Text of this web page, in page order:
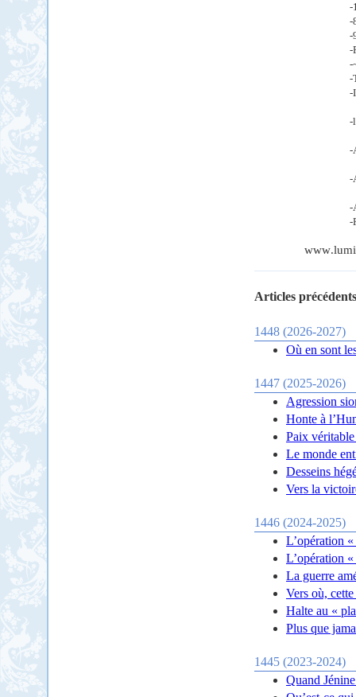
-
-
-
-
-
-
-
-
-
-
-
-
www.
Articles
1448 (2026-2027)
Où en sont
1447 (2025-2026)
Agression
Honte à
Paix
Le monde
Desseins
Vers la
1446 (2024-2025)
L’opération
L’opération
La guerre
Vers où,
Halte au «
Plus que
1445 (2023-2024)
Quand